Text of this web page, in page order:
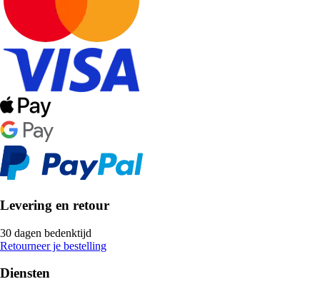
Levering en retour
30 dagen bedenktijd
Retourneer je bestelling
Diensten